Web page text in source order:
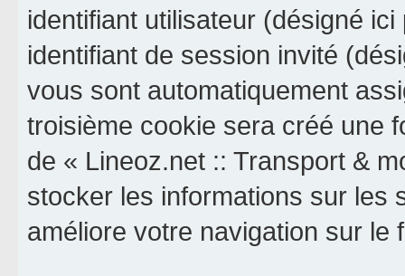
identifiant utilisateur (désigné
identifiant de session invité
vous sont automatiquement
troisième cookie sera créé une
de « Lineoz.net :: Transport &
stocker les informations sur les
améliore votre navigation sur le